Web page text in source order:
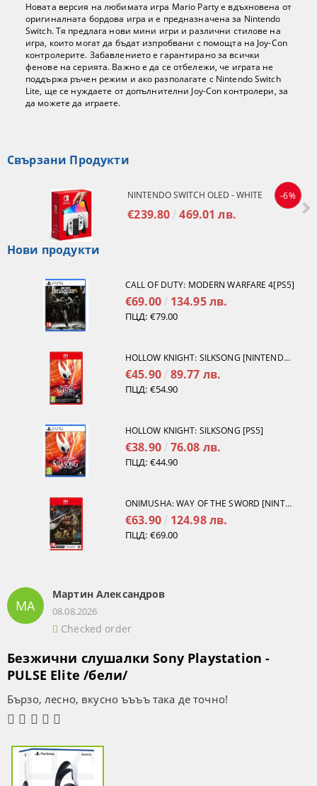
Новата версия на любимата игра Mario Party е вдъхновена от
оригиналната бордова игра и е предназначена за Nintendo
Switch. Тя предлага нови мини игри и различни стилове на
игра, които могат да бъдат изпробвани с помощта на Joy-Con
контролерите. Забавлението е гарантирано за всички
фенове на серията. Важно е да се отбележи, че играта не
поддържа ръчен режим и ако разполагате с Nintendo Switch
Lite, ще се нуждаете от допълнителни Joy-Con контролери, за
да можете да играете.
Свързани Продукти
NINTENDO SWITCH OLED - WHITE -6%
€239.80 469.01 лв.
Нови продукти
CALL OF DUTY: MODERN WARFARE 4[PS5]
€69.00 134.95 лв.
ПЦД: €79.00
HOLLOW KNIGHT: SILKSONG [NINTENDO SWITCH 2]
€45.90 89.77 лв.
ПЦД: €54.90
HOLLOW KNIGHT: SILKSONG [PS5]
€38.90 76.08 лв.
ПЦД: €44.90
ONIMUSHA: WAY OF THE SWORD [NINTENDO SWITCH 2]
€63.90 124.98 лв.
ПЦД: €69.00
МА
Мартин Александров
08.08.2026
Checked order
Безжични слушалки Sony Playstation -
PULSE Elite /бели/
Бързо, лесно, вкусно ъъъъ така де точно!